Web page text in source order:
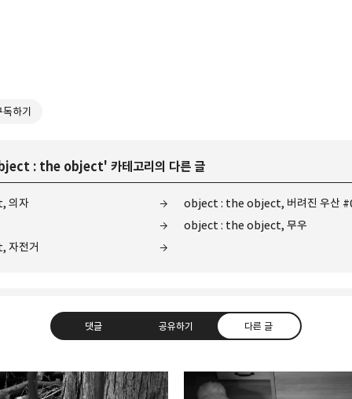
독하기
: the object' 카테고리의 다른 글
의자
object : the object, 버려진 우산
object : the object, 무우
전거
댓글 공유하기 다른 글